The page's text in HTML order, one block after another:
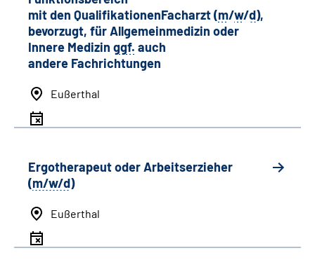
mit den QualifikationenFacharzt (m/w/d),
bevorzugt, für Allgemeinmedizin oder
Innere Medizin ggf. auch
andere Fachrichtungen
Eußerthal
Ergotherapeut oder Arbeitserzieher
(m/w/d)
Eußerthal